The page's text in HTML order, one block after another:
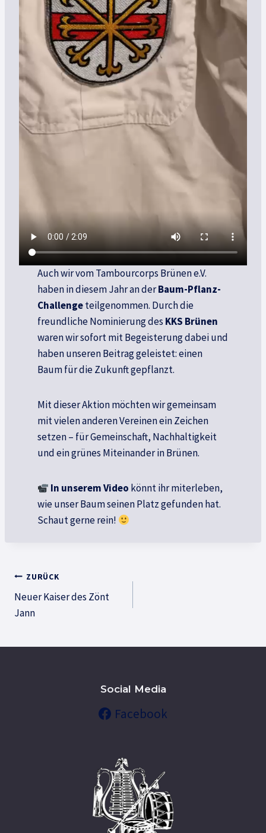
Auch wir vom Tambourcorps Brünen e.V.
haben in diesem Jahr an derBaum-Pflanz-
Challengeteilgenommen. Durch die
freundliche Nominierung des KKS Brünen
waren wir sofort mit Begeisterung dabei und
haben unseren Beitrag geleistet: einen
Baum für die Zukunft gepflanzt.
Mit dieser Aktion möchten wir gemeinsam
mit vielen anderen Vereinen ein Zeichen
setzen – für Gemeinschaft, Nachhaltigkeit
und ein grünes Miteinander in Brünen.
In unserem Video könnt ihr miterleben,
wie unser Baum seinen Platz gefunden hat.
Schaut gerne rein!
Beitragsnavigation
ZURÜCK
Neuer Kaiser des Zönt
Jann
Social Media
Facebook